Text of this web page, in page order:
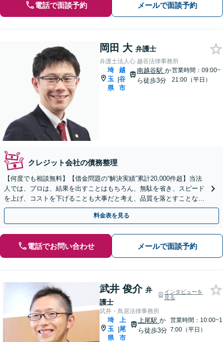
電話で面談予約 メールで面談予約
岡田 大 弁護士
弁護士法人心 越谷法律事務所
埼
玉
県
|
越
谷
市
南越谷駅 か
ら徒歩3分
営業時間：09:00~
21:00（平日）
クレジット会社の債務整理
【何度でも相談無料】【借金問題の“解決実績”累計20,000件超】当法
人では、プロは、結果を出すことはもちろん、無駄を省き、スピード
を上げ、コストを下げることも大事だと考え、品質を落とすことな
く、費用を可能な限り安くすることにこだわります。
料金表を見る
電話でお問い合わせ メールで面談予約
武井 俊介 弁
護士
インタビューを
見る
武井・鳥居法律事務所
埼
玉
県
|
上
尾
市
上尾駅 か
ら徒歩3分
営業時間：10:00~1
7:00（平日）